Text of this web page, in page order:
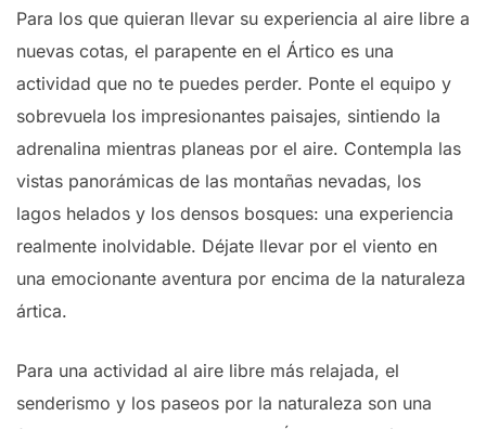
Para los que quieran llevar su experiencia al aire libre a
nuevas cotas, el parapente en el Ártico es una
actividad que no te puedes perder. Ponte el equipo y
sobrevuela los impresionantes paisajes, sintiendo la
adrenalina mientras planeas por el aire. Contempla las
vistas panorámicas de las montañas nevadas, los
lagos helados y los densos bosques: una experiencia
realmente inolvidable. Déjate llevar por el viento en
una emocionante aventura por encima de la naturaleza
ártica.
Para una actividad al aire libre más relajada, el
senderismo y los paseos por la naturaleza son una